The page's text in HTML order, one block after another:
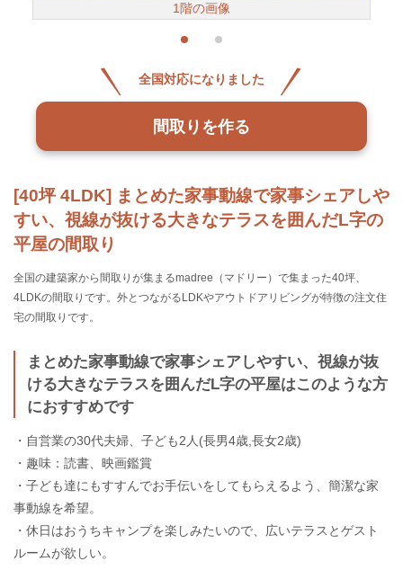
[40坪 4LDK] まとめた家事動線で家事シェアしや
すい、視線が抜ける大きなテラスを囲んだL字の
平屋の間取り
全国の建築家から間取りが集まるmadree（マドリー）で集まった40坪、
4LDKの間取りです。外とつながるLDKやアウトドアリビングが特徴の注文住
宅の間取りです。
まとめた家事動線で家事シェアしやすい、視線が抜
ける大きなテラスを囲んだL字の平屋はこのような方
におすすめです
・自営業の30代夫婦、子ども2人(長男4歳,長女2歳)
・趣味：読書、映画鑑賞
・子ども達にもすすんでお手伝いをしてもらえるよう、簡潔な家
事動線を希望。
・休日はおうちキャンプを楽しみたいので、広いテラスとゲスト
ルームが欲しい。
1階の画像
全国対応になりました
間取りを作る